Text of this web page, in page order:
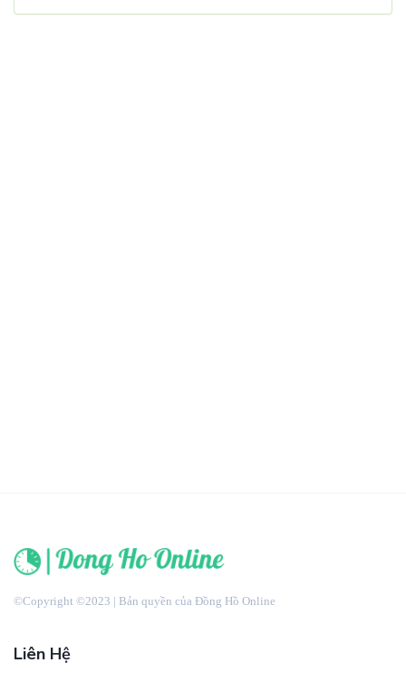
©Copyright ©2023 | Bản quyền của Đồng Hồ Online
Liên Hệ